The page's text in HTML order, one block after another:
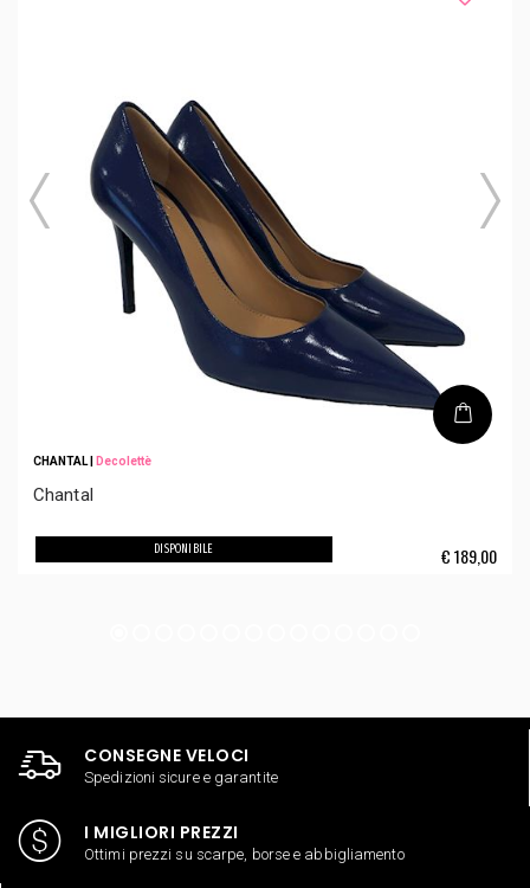
CHANTAL| Decolettè
Chantal
€189,00
DISPONIBILE
CONSEGNE VELOCI
Spedizioni sicure e garantite
I MIGLIORI PREZZI
Ottimi prezzi su scarpe, borse e abbigliamento